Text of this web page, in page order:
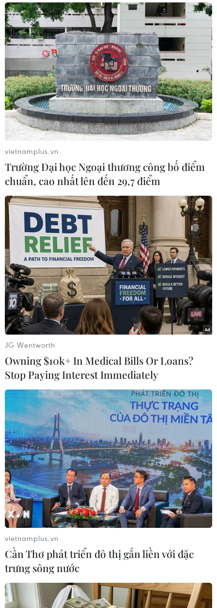
Sửa chữa xe miễn phí cho người dân trên đèo Hải Vân. (Ảnh:
TTXVN phát)
(Ảnh: TTXVN phát)
Sinh viên tình nguyện trong đội SOS của trường Đại học Đông Á
Đà Nẵng sửa chữa xe miễn phí cho người dân các tỉnh, thành
trên đường trở về nhà khi đi qua thành phố Đà Nẵng. (Ảnh:
TTXVN phát)
(TTXVN/Vietnam+)
vietnamplus.vn
Trường Đại học Ngoại thương công bố điểm
chuẩn, cao nhất lên đến 29,7 điểm
JG Wentworth
Owning $10k+ In Medical Bills Or Loans?
Stop Paying Interest Immediately
vietnamplus.vn
Cần Thơ phát triển đô thị gắn liền với đặc
trưng sông nước